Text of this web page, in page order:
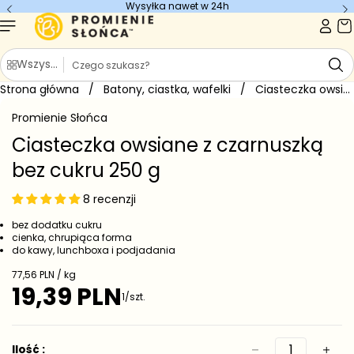
treści
Wysyłka nawet w 24h
Wszystkie kategorie
S
z
u
a
j
Strona główna / Batony, ciastka, wafelki / Ciasteczka owsiane z czarnuszką bez...
Przejdź do
o
Promienie Słońca
Ciasteczka owsiane z czarnuszką
bez cukru 250 g
8 recenzji
bez dodatku cukru
cienka, chrupiąca forma
do kawy, lunchboxa i podjadania
C
e
j
d
77,56 PLN / kg
C
n
a
19,39 PLN1/szt.
Ilość :